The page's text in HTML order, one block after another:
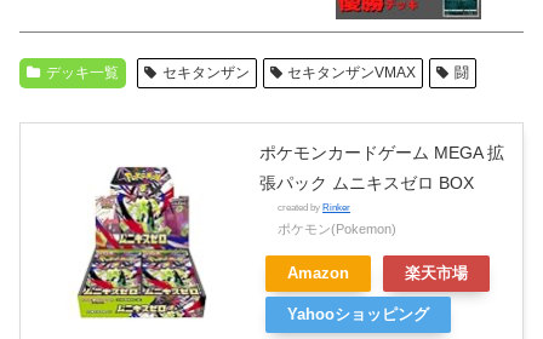
デッキ一覧 セキタンザン セキタンザンVMAX 闘
ポケモンカードゲーム MEGA 拡
張パック ムニキスゼロ BOX
created by Rinker
ポケモン(Pokemon)
Amazon 楽天市場
Yahooショッピング